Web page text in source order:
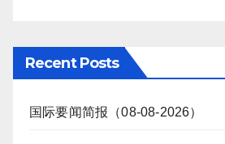
Recent Posts
国际要闻简报（08-08-2026）